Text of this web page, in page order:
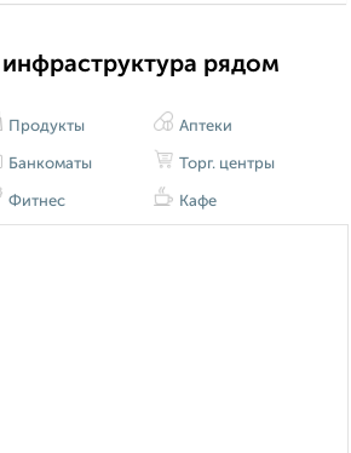
рядом
Продукты
Банкоматы
Фитнес
Аптеки
Торг. центры
Кафе